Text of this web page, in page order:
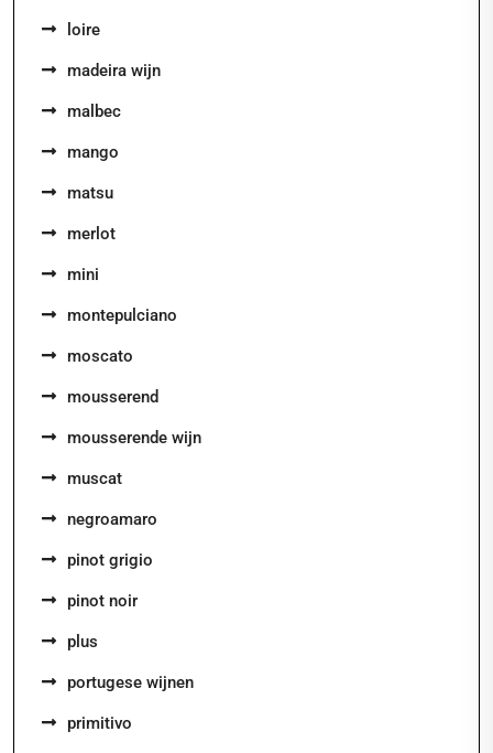
loire
madeira wijn
malbec
mango
matsu
merlot
mini
montepulciano
moscato
mousserend
mousserende wijn
muscat
negroamaro
pinot grigio
pinot noir
plus
portugese wijnen
primitivo